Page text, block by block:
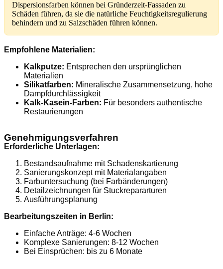
Dispersionsfarben können bei Gründerzeit-Fassaden zu
Schäden führen, da sie die natürliche Feuchtigkeitsregulierung
behindern und zu Salzschäden führen können.
Empfohlene Materialien:
Kalkputze: Entsprechen den ursprünglichen
Materialien
Silikatfarben: Mineralische Zusammensetzung, hohe
Dampfdurchlässigkeit
Kalk-Kasein-Farben: Für besonders authentische
Restaurierungen
Genehmigungsverfahren
Erforderliche Unterlagen:
Bestandsaufnahme mit Schadenskartierung
Sanierungskonzept mit Materialangaben
Farbuntersuchung (bei Farbänderungen)
Detailzeichnungen für Stuckrepararturen
Ausführungsplanung
Bearbeitungszeiten in Berlin:
Einfache Anträge: 4-6 Wochen
Komplexe Sanierungen: 8-12 Wochen
Bei Einsprüchen: bis zu 6 Monate